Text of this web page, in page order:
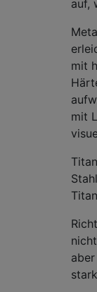
auf,
mit
mit
stark